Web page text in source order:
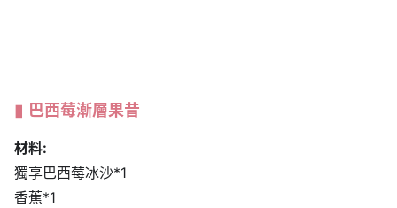
巴西莓漸層果昔
材料:
獨享巴西莓冰沙*1
香蕉*1